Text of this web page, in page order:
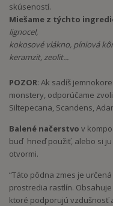
skúseností.
Miešame z týchto
lignocel,
kokosové vlákno, píniová
keramzit, zeolit...
POZOR: Ak sadíš
monstery, odporúčame
Siltepecana, Scandens,
Balené načerstvo v
buď hneď použiť, alebo si
otvormi.
“Táto pôdna zmes je
prostredia rastlín.
ktoré podporujú vzdušnosť